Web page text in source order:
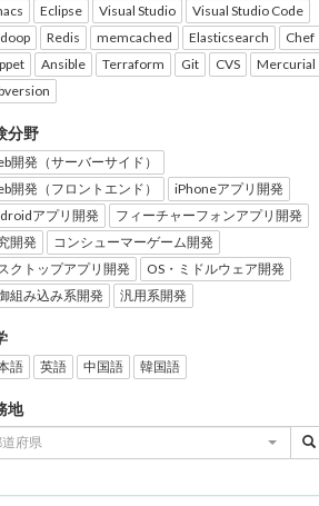
Eclipse Visual Studio
Visual Studio Code
Redis memcached Elasticsearch
Chef
Ansible Terraform Git CVS
Mercurial
分野
開発（サーバーサイド）
開発（フロントエンド）
iPhoneアプリ開発
アプリ開発
フィーチャーフォンアプリ開発
開発
コンシューマーゲーム開発
クトップアプリ開発
OS・ミドルウェア開発
組み込み系開発
汎用系開発
語 英語 中国語 韓国語
地
府県